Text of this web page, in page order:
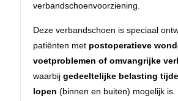
verbandschoenvoorziening.
Deze verbandschoen is speciaal
patiënten met postoperatieve
voetproblemen of omvangrijke
waarbij gedeeltelijke belasting
lopen (binnen en buiten) mogelijk is.